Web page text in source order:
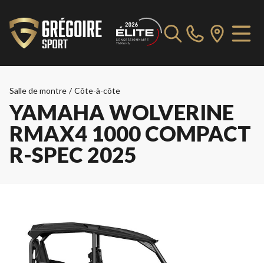
Salle de montre / Côte-à-côte
YAMAHA WOLVERINE
RMAX4 1000 COMPACT
R-SPEC 2025